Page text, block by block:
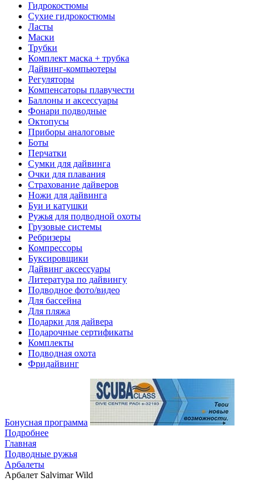
Гидрокостюмы
Сухие гидрокостюмы
Ласты
Маски
Трубки
Комплект маска + трубка
Дайвинг-компьютеры
Регуляторы
Компенсаторы плавучести
Баллоны и аксессуары
Фонари подводные
Октопусы
Приборы аналоговые
Боты
Перчатки
Сумки для дайвинга
Очки для плавания
Страхование дайверов
Ножи для дайвинга
Буи и катушки
Ружья для подводной охоты
Грузовые системы
Ребризеры
Компрессоры
Буксировщики
Дайвинг аксессуары
Литература по дайвингу
Подводное фото/видео
Для бассейна
Для пляжа
Подарки для дайвера
Подарочные сертификаты
Комплекты
Подводная охота
Фридайвинг
Бонусная программа
Подробнее
Главная
Подводные ружья
Арбалеты
Арбалет Salvimar Wild